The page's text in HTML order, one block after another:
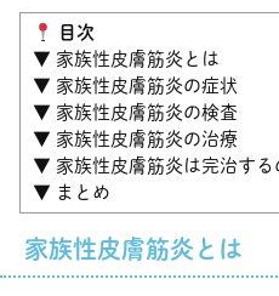
目次
▼ 家族性皮膚筋炎とは
▼ 家族性皮膚筋炎の症状
▼ 家族性皮膚筋炎の検査
▼ 家族性皮膚筋炎の治療
▼ 家族性皮膚筋炎は完治する
▼ まとめ
家族性皮膚筋炎とは